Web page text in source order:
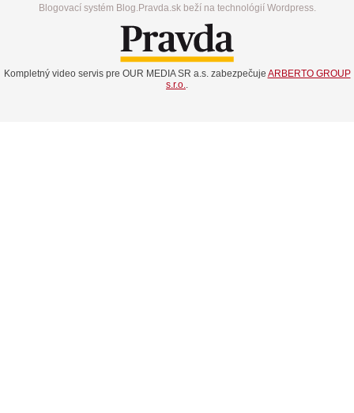
Blogovací systém Blog.Pravda.sk beží na technológií Wordpress.
Kompletný video servis pre OUR MEDIA SR a.s. zabezpečuje ARBERTO GROUP
s.r.o.